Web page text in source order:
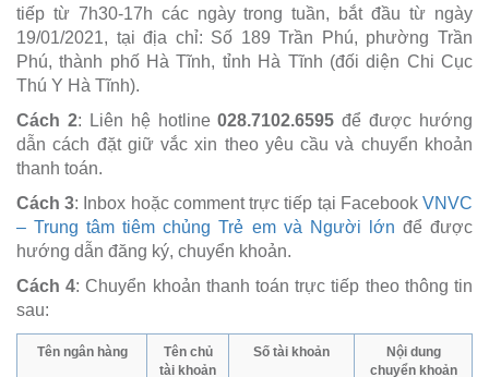
tiếp từ 7h30-17h các ngày trong tuần, bắt đầu từ ngày
19/01/2021, tại địa chỉ: Số 189 Trần Phú, phường Trần
Phú, thành phố Hà Tĩnh, tỉnh Hà Tĩnh (đối diện Chi Cục
Thú Y Hà Tĩnh).
Cách 2: Liên hệ hotline028.7102.6595 để được hướng
dẫn cách đặt giữ vắc xin theo yêu cầu và chuyển khoản
thanh toán.
Cách 3: Inbox hoặc comment trực tiếp tại FacebookVNVC
– Trung tâm tiêm chủng Trẻ em và Người lớn để được
hướng dẫn đăng ký, chuyển khoản.
Cách 4: Chuyển khoản thanh toán trực tiếp theo thông tin
sau:
Tên ngân hàng
Tên chủ
tài khoản
Số tài khoản
Nội dung
chuyển khoản